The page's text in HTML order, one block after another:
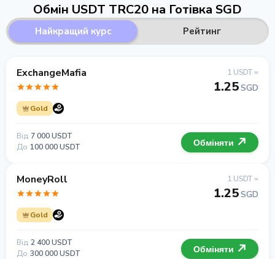
Обмін USDT TRC20 на Готівка SGD
Найкращий курс Рейтинг
ExchangeMafia
Gold
1 USDT =
1.25SGD
Від 7 000 USDT
До 100 000 USDT Обміняти
MoneyRoll
Gold
1 USDT =
1.25SGD
Від 2 400 USDT
До 300 000 USDT Обміняти